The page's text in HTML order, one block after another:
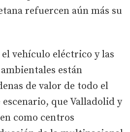
refuercen aún más su
vehículo eléctrico y las
están
de valor de todo el
que Valladolid y
como centros